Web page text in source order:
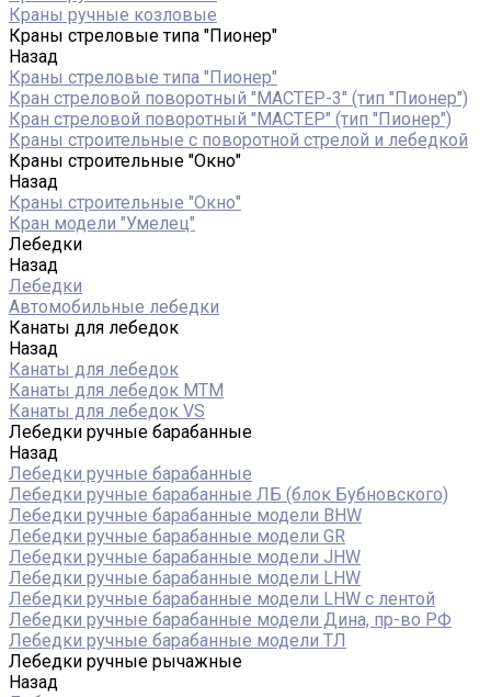
Краны ручные козловые
Краны стреловые типа "Пионер"
Назад
Краны стреловые типа "Пионер"
Кран стреловой поворотный "МАСТЕР-3" (тип "Пионер")
Кран стреловой поворотный "МАСТЕР" (тип "Пионер")
Краны строительные с поворотной стрелой и лебедкой
Краны строительные "Окно"
Назад
Краны строительные "Окно"
Кран модели "Умелец"
Лебедки
Назад
Лебедки
Автомобильные лебедки
Канаты для лебедок
Назад
Канаты для лебедок
Канаты для лебедок MTM
Канаты для лебедок VS
Лебедки ручные барабанные
Назад
Лебедки ручные барабанные
Лебедки ручные барабанные ЛБ (блок Бубновского)
Лебедки ручные барабанные модели BHW
Лебедки ручные барабанные модели GR
Лебедки ручные барабанные модели JHW
Лебедки ручные барабанные модели LHW
Лебедки ручные барабанные модели LHW c лентой
Лебедки ручные барабанные модели Дина, пр-во РФ
Лебедки ручные барабанные модели ТЛ
Лебедки ручные рычажные
Назад